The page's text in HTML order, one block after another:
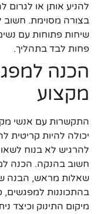
להניע אותן או
בצורה מסוימת. חשוב
שיחות פתוחות עם
פחות לבד בתהליך.
הכנה
מקצוע
התקשרות עם אנשי
יכולה להיות קריטית
להרגיש לא בנוח
חשוב בהנקה. הכנה
שאלות מראש, הבנה
בהתכוננות למפגשים,
מיקום התינוק וכיצד